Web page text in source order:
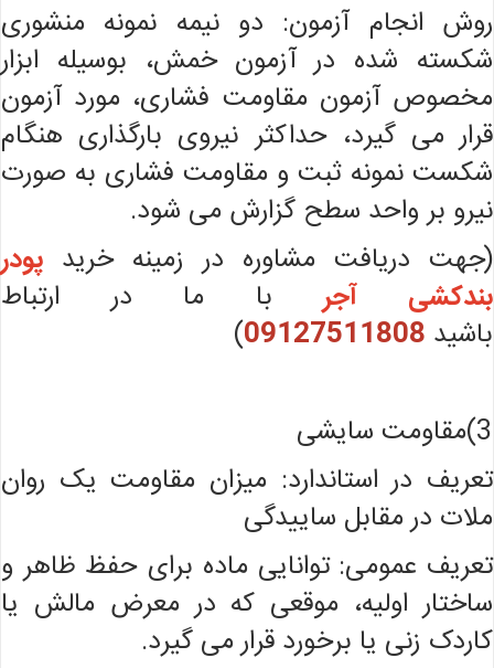
روش انجام آزمون: دو نیمه نمونه منشوری
شکسته شده در آزمون خمش، بوسیله ابزار
مخصوص آزمون مقاومت فشاری، مورد آزمون
قرار می گیرد، حداکثر نیروی بارگذاری هنگام
شکست نمونه ثبت و مقاومت فشاری به صورت
نیرو بر واحد سطح گزارش می شود.
(جهت دریافت مشاوره در زمینه خرید پودر
بندکشی آجربا ما در ارتباط
باشید 09127511808
)
3)مقاومت سایشی
تعریف در استاندارد: میزان مقاومت یک روان
ملات در مقابل ساییدگی
تعریف عمومی: توانایی ماده برای حفظ ظاهر و
ساختار اولیه، موقعی که در معرض مالش یا
کاردک ‌زنی یا برخورد قرار می‌ گیرد.